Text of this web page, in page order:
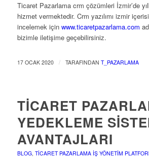
Ticaret Pazarlama crm çözümleri İzmir’de
hizmet vermektedir. Crm yazılımı izmir
incelemek için www.ticaretpazarlama.com
bizimle iletişime geçebilirsiniz.
17 OCAK 2020 / TARAFINDAN T_PAZARLAMA
TICARET
YEDEKLEME
AVANTAJLARI
BLOG, TICARET PAZARLAMA İŞ YÖNETIM